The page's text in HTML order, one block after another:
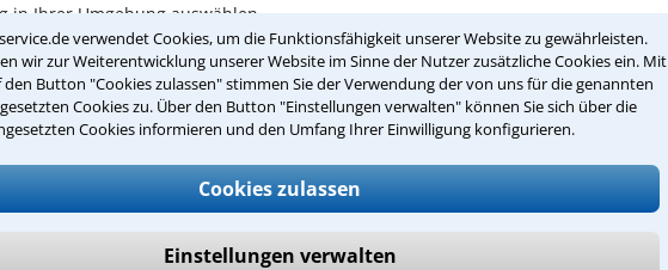
verwendet Cookies, um die Funktionsfähigkeit unserer Website zu gewährleisten.
wir zur Weiterentwicklung unserer Website im Sinne der Nutzer zusätzliche Cookies ein. Mit
den Button "Cookies zulassen" stimmen Sie der Verwendung der von uns für die genannten
Cookies zu. Über den Button "Einstellungen verwalten" können Sie sich über die
Cookies informieren und den Umfang Ihrer Einwilligung konfigurieren.
Cookies zulassen
Einstellungen verwalten
in Ihrer Umgebung auswählen
Kanzlei in Recklinghausen einen Beratungstermin
zurückrufen
ist es, über unser Kontaktformular
- probieren Sie es gleich aus.
Erstgespräch in Recklinghausen?